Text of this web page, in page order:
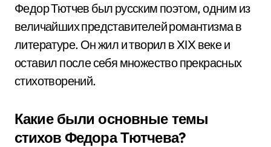
Федор Тютчев был русским поэтом, одним из
величайших представителей романтизма в
литературе. Он жил и творил в XIX веке и
оставил после себя множество прекрасных
стихотворений.
Какие были основные темы
стихов Федора Тютчева?